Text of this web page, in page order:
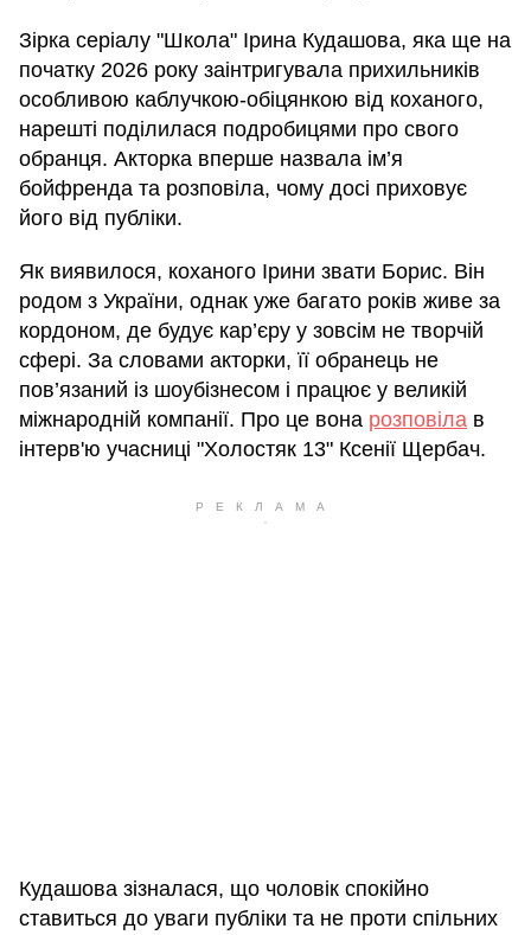
Зірка серіалу "Школа" Ірина Кудашова, яка ще на
початку 2026 року заінтригувала прихильників
особливою каблучкою-обіцянкою від коханого,
нарешті поділилася подробицями про свого
обранця. Акторка вперше назвала ім’я
бойфренда та розповіла, чому досі приховує
його від публіки.
Як виявилося, коханого Ірини звати Борис. Він
родом з України, однак уже багато років живе за
кордоном, де будує кар’єру у зовсім не творчій
сфері. За словами акторки, її обранець не
пов’язаний із шоубізнесом і працює у великій
міжнародній компанії. Про це вона розповіла в
інтерв'ю учасниці "Холостяк 13" Ксенії Щербач.
Кудашова зізналася, що чоловік спокійно
ставиться до уваги публіки та не проти спільних